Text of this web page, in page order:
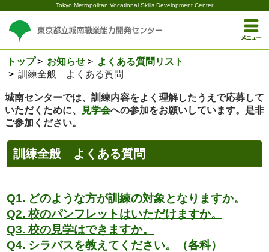
Tokyo Metropolitan Vocational Skills Development Center
トップ お知らせ
よくある質問リスト
訓練全般 よくある質問
城南センターでは、訓練内容をよく理解したうえで応募して
いただくために、
見学会への参加をお願いしています。是非
ご参加ください。
訓練全般 よくある質問
Q1. どのような方が訓練の対象となりますか。
Q2. 校のパンフレットはいただけますか。
Q3. 校の見学はできますか。
Q4. シラバスを教えてください。（各科）